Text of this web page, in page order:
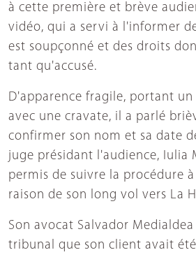
à cette première et brève
vidéo, qui a servi à l'informer
est soupçonné et des droits
tant qu'accusé.
D'apparence fragile, portant
avec une cravate, il a parlé
confirmer son nom et sa date
juge présidant l'audience, Iulia
permis de suivre la procédure
raison de son long vol vers La
Son avocat Salvador
tribunal que son client avait